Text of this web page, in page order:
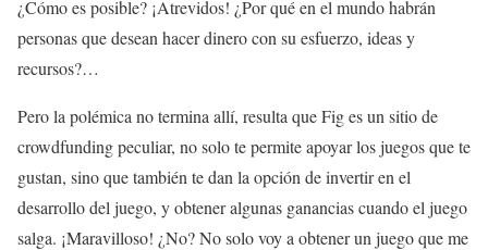
¿Cómo es posible? ¡Atrevidos! ¿Por qué en el mundo habrán
personas que desean hacer dinero con su esfuerzo, ideas y
recursos?…
Pero la polémica no termina allí, resulta que Fig es un sitio de
crowdfunding peculiar, no solo te permite apoyar los juegos que te
gustan, sino que también te dan la opción de invertir en el
desarrollo del juego, y obtener algunas ganancias cuando el juego
salga. ¡Maravilloso! ¿No? No solo voy a obtener un juego que me